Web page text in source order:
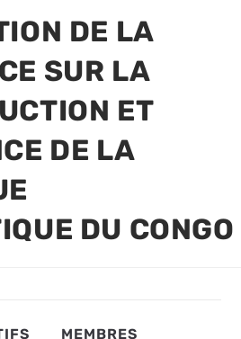
DE LA
SUR LA
ET
DE LA
DU CONGO
MEMBRES